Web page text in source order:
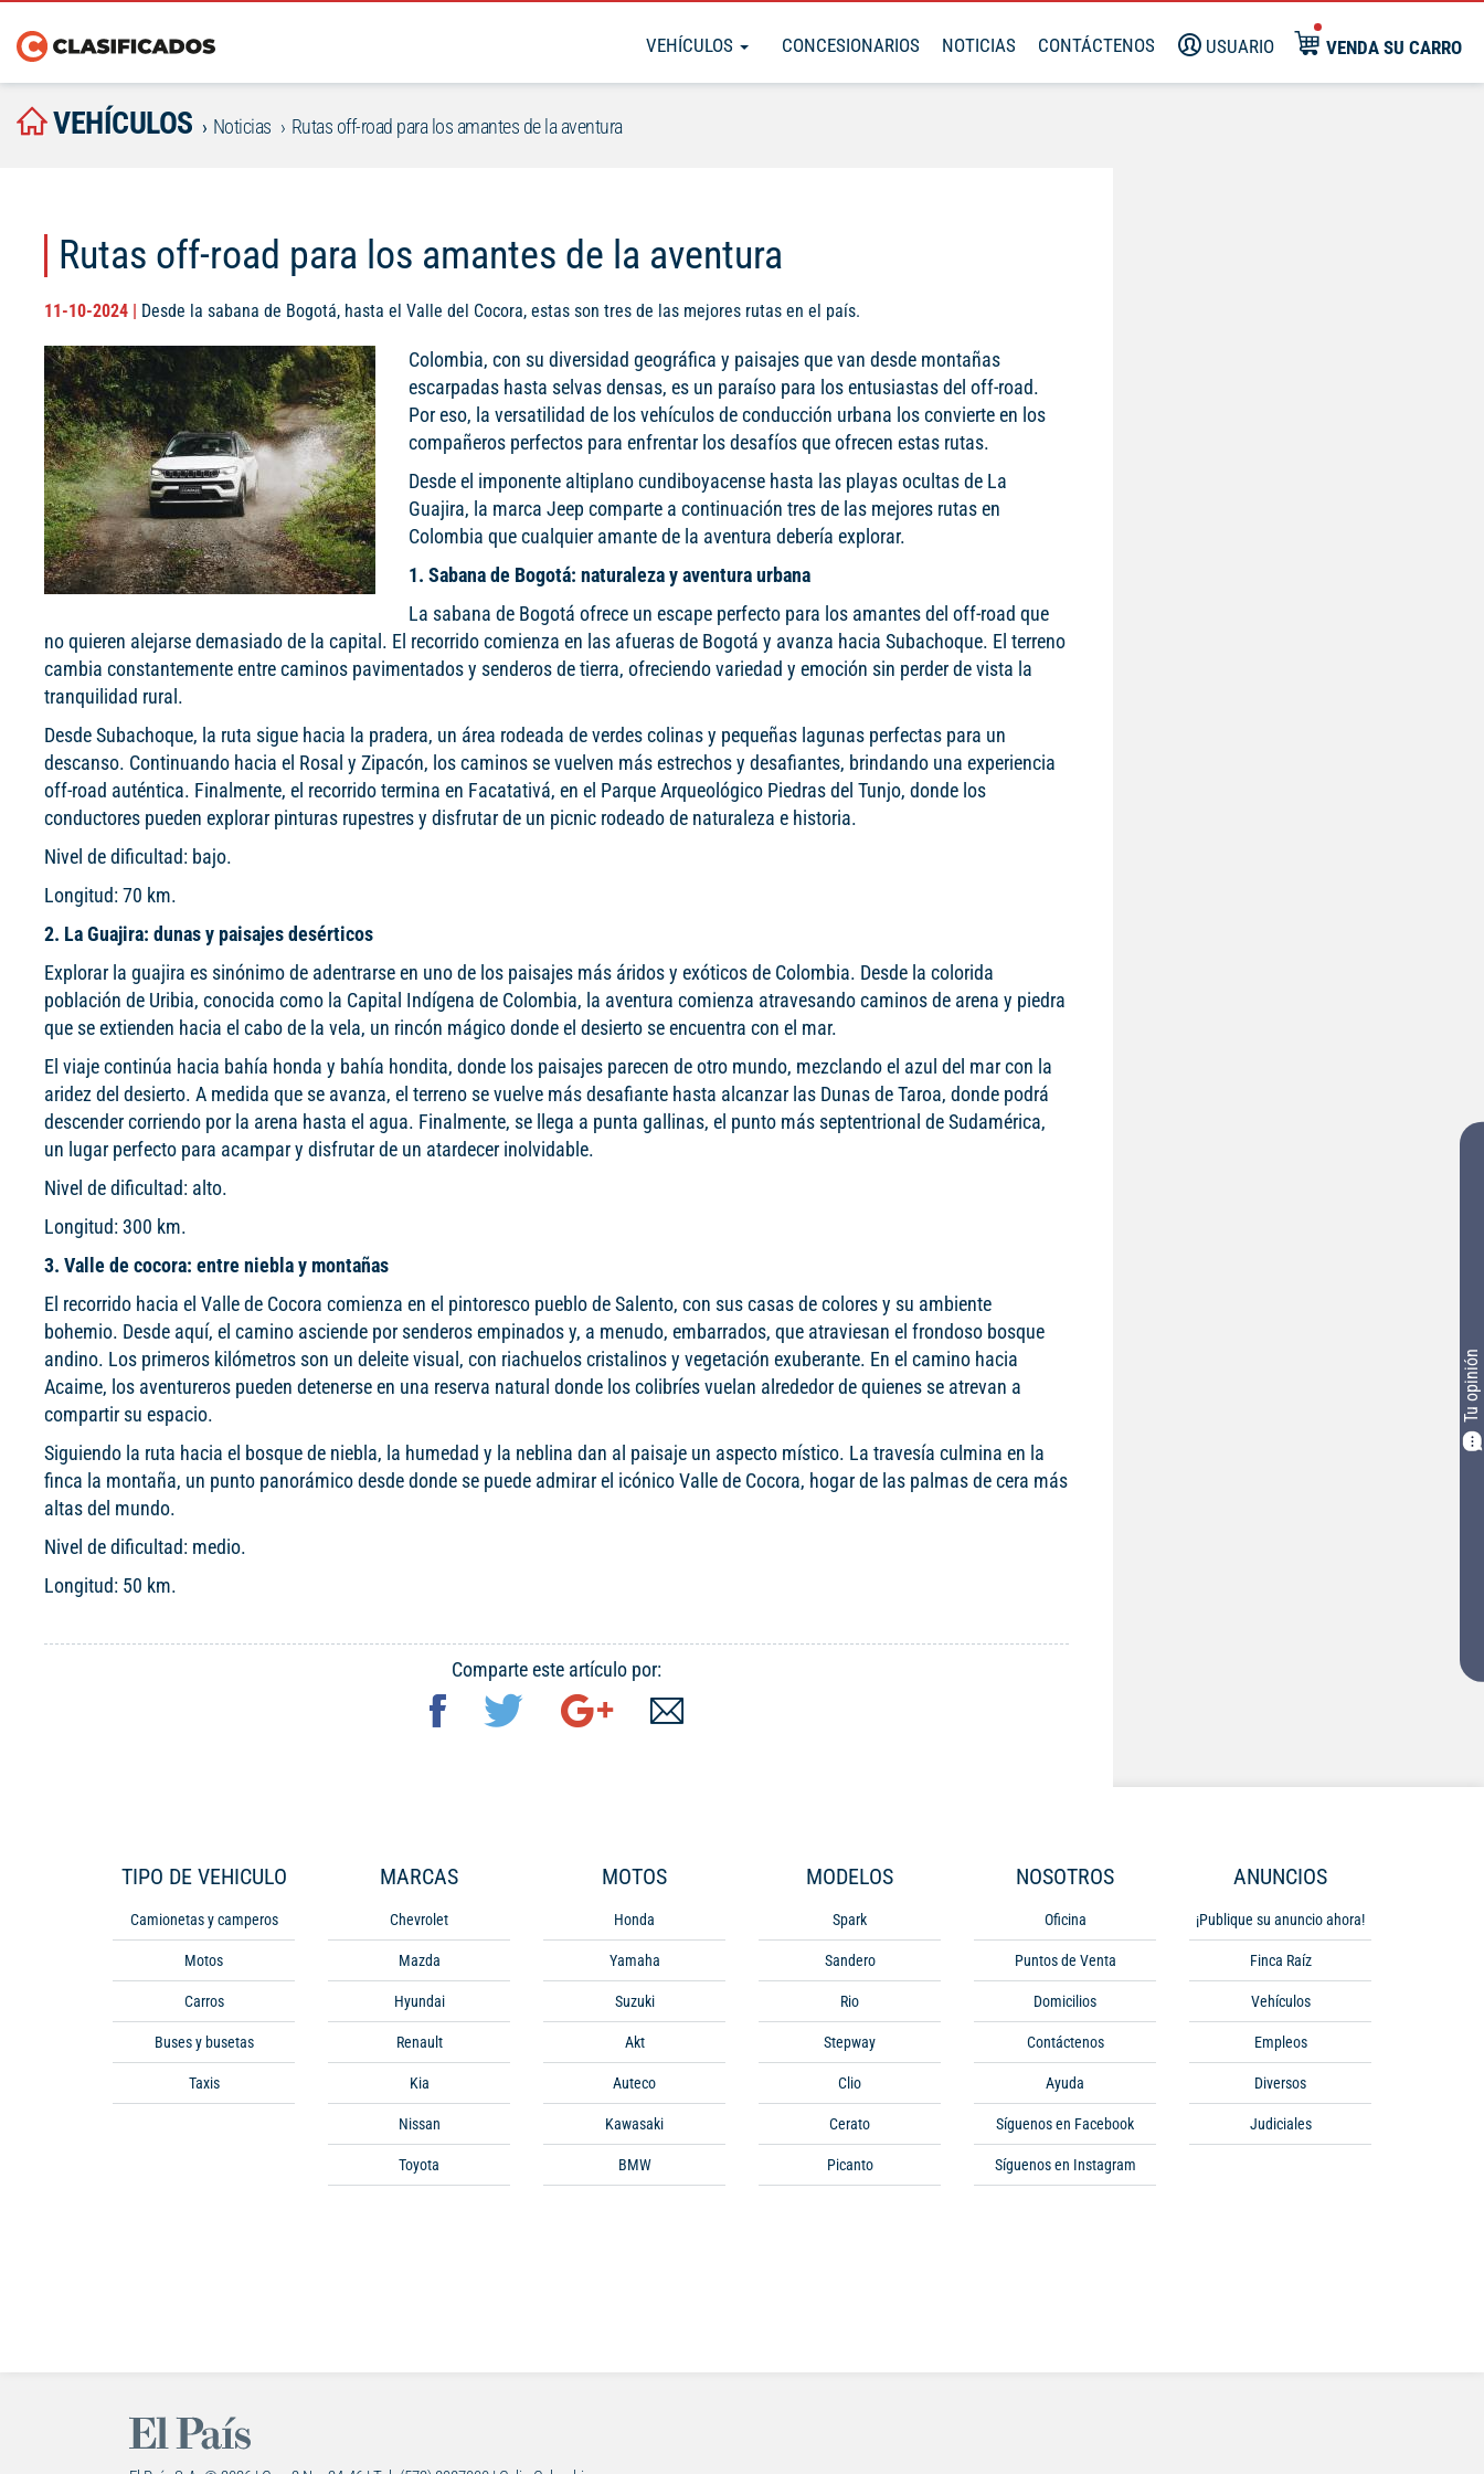
VEHÍCULOS CONCESIONARIOS NOTICIAS CONTÁCTENOS USUARIO VENDA SU CARRO
VEHÍCULOS Noticias Rutas off-road para los amantes de la aventura
Rutas off-road para los amantes de la aventura
11-10-2024 | Desde la sabana de Bogotá, hasta el Valle del Cocora, estas son tres de las mejores rutas en el país.
Colombia, con su diversidad geográfica y paisajes que van desde montañas
escarpadas hasta selvas densas, es un paraíso para los entusiastas del off-road.
Por eso, la versatilidad de los vehículos de conducción urbana los convierte en los
compañeros perfectos para enfrentar los desafíos que ofrecen estas rutas.
Desde el imponente altiplano cundiboyacense hasta las playas ocultas de La
Guajira, la marca Jeep comparte a continuación tres de las mejores rutas en
Colombia que cualquier amante de la aventura debería explorar.
1. Sabana de Bogotá: naturaleza y aventura urbana
La sabana de Bogotá ofrece un escape perfecto para los amantes del off-road que
no quieren alejarse demasiado de la capital. El recorrido comienza en las afueras de Bogotá y avanza hacia Subachoque. El terreno
cambia constantemente entre caminos pavimentados y senderos de tierra, ofreciendo variedad y emoción sin perder de vista la
tranquilidad rural.
Desde Subachoque, la ruta sigue hacia la pradera, un área rodeada de verdes colinas y pequeñas lagunas perfectas para un
descanso. Continuando hacia el Rosal y Zipacón, los caminos se vuelven más estrechos y desafiantes, brindando una experiencia
off-road auténtica. Finalmente, el recorrido termina en Facatativá, en el Parque Arqueológico Piedras del Tunjo, donde los
conductores pueden explorar pinturas rupestres y disfrutar de un picnic rodeado de naturaleza e historia.
Nivel de dificultad: bajo.
Longitud: 70 km.
2. La Guajira: dunas y paisajes desérticos
Explorar la guajira es sinónimo de adentrarse en uno de los paisajes más áridos y exóticos de Colombia. Desde la colorida
población de Uribia, conocida como la Capital Indígena de Colombia, la aventura comienza atravesando caminos de arena y piedra
que se extienden hacia el cabo de la vela, un rincón mágico donde el desierto se encuentra con el mar.
El viaje continúa hacia bahía honda y bahía hondita, donde los paisajes parecen de otro mundo, mezclando el azul del mar con la
aridez del desierto. A medida que se avanza, el terreno se vuelve más desafiante hasta alcanzar las Dunas de Taroa, donde podrá
descender corriendo por la arena hasta el agua. Finalmente, se llega a punta gallinas, el punto más septentrional de Sudamérica,
un lugar perfecto para acampar y disfrutar de un atardecer inolvidable.
Nivel de dificultad: alto.
Longitud: 300 km.
3. Valle de cocora: entre niebla y montañas
El recorrido hacia el Valle de Cocora comienza en el pintoresco pueblo de Salento, con sus casas de colores y su ambiente
bohemio. Desde aquí, el camino asciende por senderos empinados y, a menudo, embarrados, que atraviesan el frondoso bosque
andino. Los primeros kilómetros son un deleite visual, con riachuelos cristalinos y vegetación exuberante. En el camino hacia
Acaime, los aventureros pueden detenerse en una reserva natural donde los colibríes vuelan alrededor de quienes se atrevan a
compartir su espacio.
Siguiendo la ruta hacia el bosque de niebla, la humedad y la neblina dan al paisaje un aspecto místico. La travesía culmina en la
finca la montaña, un punto panorámico desde donde se puede admirar el icónico Valle de Cocora, hogar de las palmas de cera más
altas del mundo.
Nivel de dificultad: medio.
Longitud: 50 km.
Tu opinión
Comparte este artículo por:
TIPO DE VEHICULO
Camionetas y camperos
Motos
Carros
Buses y busetas
Taxis
MARCAS
Chevrolet
Mazda
Hyundai
Renault
Kia
Nissan
Toyota
MOTOS
Honda
Yamaha
Suzuki
Akt
Auteco
Kawasaki
BMW
MODELOS
Spark
Sandero
Rio
Stepway
Clio
Cerato
Picanto
NOSOTROS
Oficina
Puntos de Venta
Domicilios
Contáctenos
Ayuda
Síguenos en Facebook
Síguenos en Instagram
ANUNCIOS
¡Publique su anuncio ahora!
Finca Raíz
Vehículos
Empleos
Diversos
Judiciales